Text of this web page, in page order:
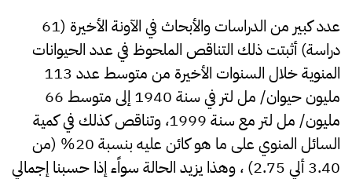
عدد كبير من الدراسات والأبحاث في الآونة الأخيرة (61
دراسة) أثبتت ذلك التناقص الملحوظ في عدد الحيوانات
المنوية خلال السنوات الأخيرة من متوسط عدد 113
مليون حيوان/ مل لتر في سنة 1940 إلى متوسط 66
مليون/ مل لتر مع سنة 1999، وتناقص كذلك في كمية
السائل المنوي على ما هو كائن عليه بنسبة 20% (من
3.40 ألي 2.75) ، وهذا يزيد الحالة سواًء إذا حسبنا إجمالي